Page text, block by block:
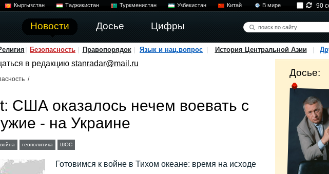
Кыргызстан Таджикистан Туркменистан Узбекистан Китай В мире
Новости Досье Цифры
90
Безопасность Правопорядок Язык и нац.вопрос История Центральной Азии
в редакцию stanradar@mail.ru
/
США оказалось нечем воевать с
- на Украине
война геополитика ШОС
Готовимся к войне в Тихом океане: время на исходе
Досье: